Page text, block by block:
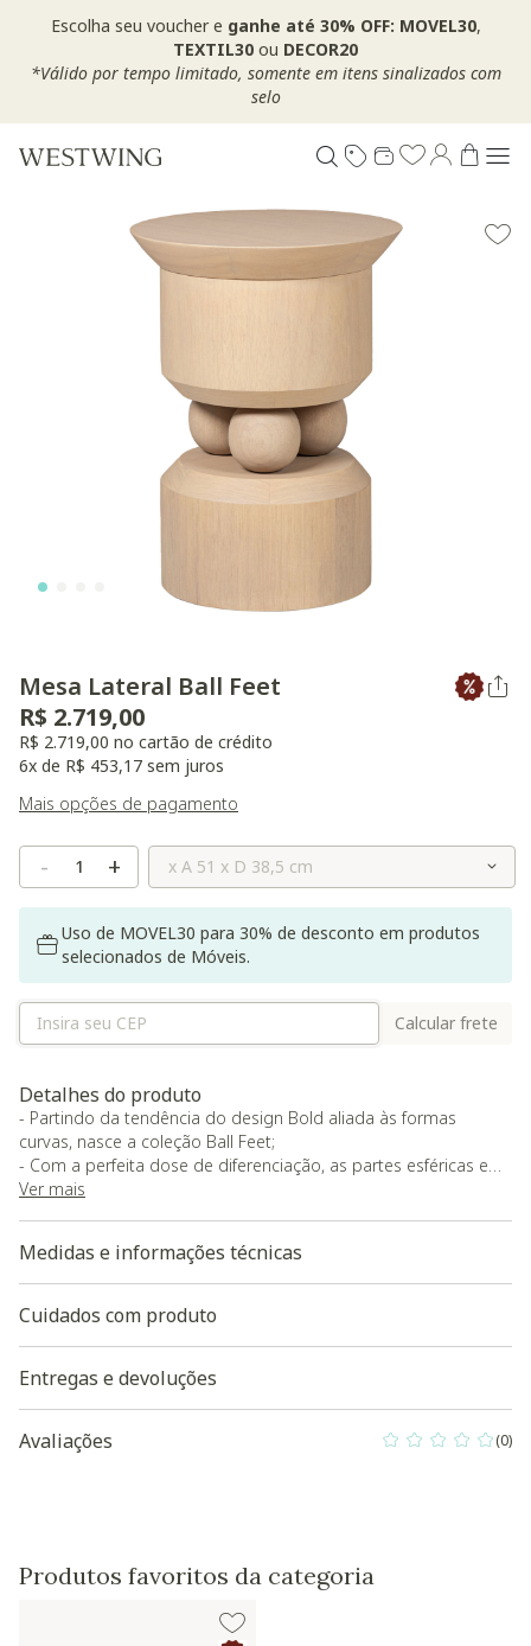
Escolha seu voucher e ganhe até 30% OFF: MOVEL30,
TEXTIL30 ou DECOR20
*Válido por tempo limitado, somente em itens sinalizados com
selo
Mesa Lateral Ball Feet
R$ 2.719,00
R$ 2.719,00 no cartão de crédito
6x de R$ 453,17 sem juros
Mais opções de pagamento
- + Selecione o Tamanho
Uso de MOVEL30 para 30% de desconto em produtos
selecionados de Móveis.
Calcular frete
Detalhes do produto
- Partindo da tendência do design Bold aliada às formas
curvas, nasce a coleção Ball Feet;
- Com a perfeita dose de diferenciação, as partes esféricas em
madeira maciça são destaques para essa coleção;
- O produto será entregue montado
Baixe aqui a Modelagem 3D do produto
Ver mais
Medidas e informações técnicas
Cuidados com produto
Entregas e devoluções
Avaliações 0 out of 5 (0)
Produtos favoritos da categoria